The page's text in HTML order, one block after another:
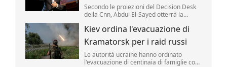
Secondo le proiezioni del Decision Desk
della Cnn, Abdul El-Sayed otterrà la
Usa in Michigan, regalando ai
progressisti un'importante vittoria in una
primaria decisiva.
Kiev ordina l'evacuazione di
Kramatorsk per i raid russi
Le autorità ucraine hanno ordinato
l'evacuazione di centinaia di famiglie con